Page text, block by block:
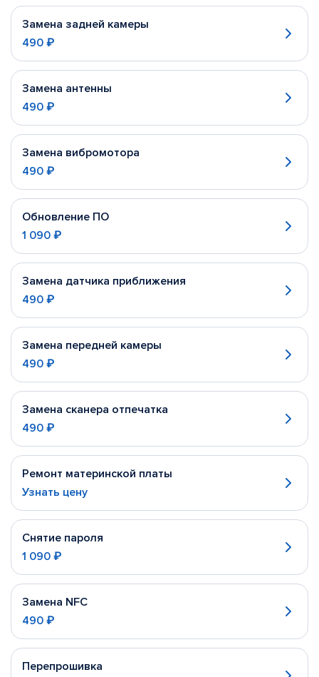
Замена задней камеры
490 ₽
Замена антенны
490 ₽
Замена вибромотора
490 ₽
Обновление ПО
1 090 ₽
Замена датчика приближения
490 ₽
Замена передней камеры
490 ₽
Замена сканера отпечатка
490 ₽
Ремонт материнской платы
Узнать цену
Снятие пароля
1 090 ₽
Замена NFC
490 ₽
Перепрошивка